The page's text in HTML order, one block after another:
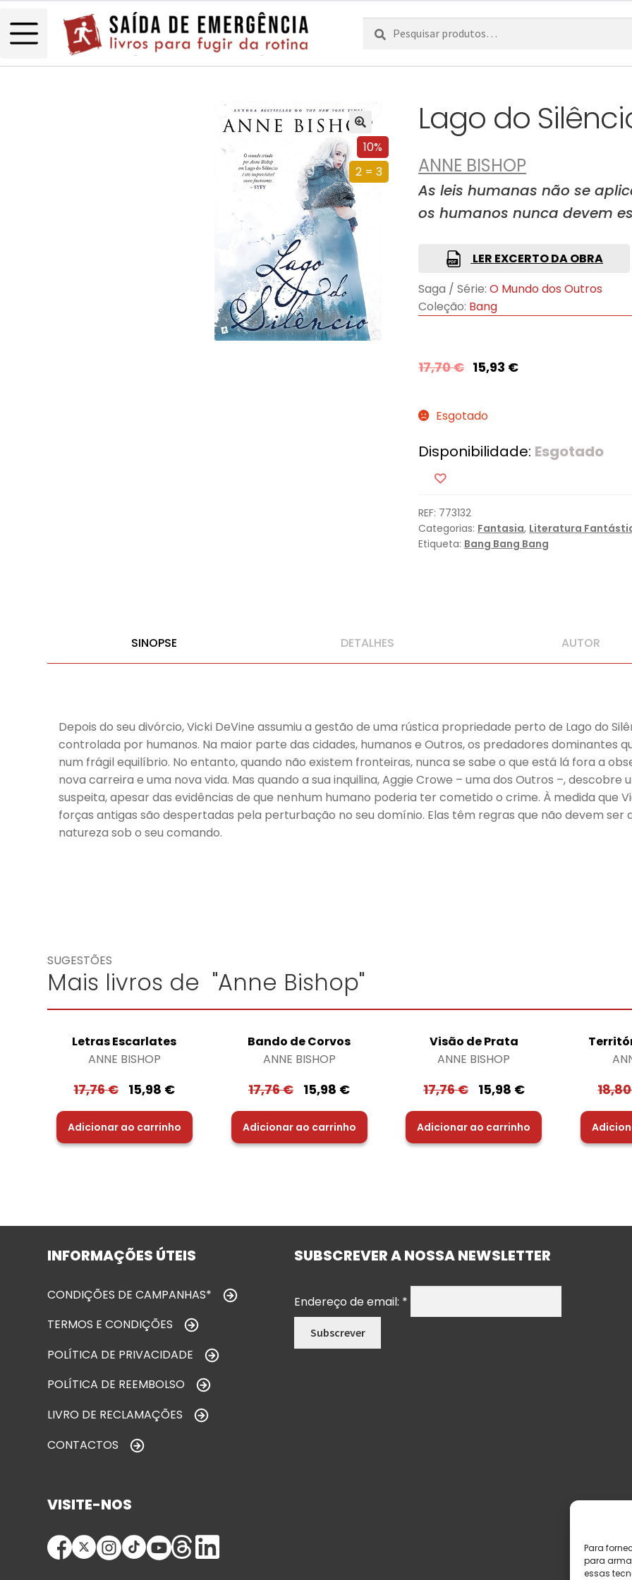
Para
para
essas
Pesquisar
por:
Pesquisa
10%
2 = 3
Lago do
ANNE BISHOP
As leis humanas não se
os humanos nunca devem
LER EXCERTO DA OBRA
Saga / Série: O Mundo dos Outros
Coleção: Bang
17,70€ 15,93 €
Esgotado
Disponibilidade: Esgotado
REF: 773132
Categorias: Fantasia, Literatura
Etiqueta: Bang Bang Bang
SINOPSE DETALHES AUTOR
Depois do seu divórcio, Vicki DeVine assumiu a gestão de uma rústica propriedade perto de Lago do
controlada por humanos. Na maior parte das cidades, humanos e Outros, os predadores dominantes
num frágil equilíbrio. No entanto, quando não existem fronteiras, nunca se sabe o que está lá fora a
nova carreira e uma nova vida. Mas quando a sua inquilina, Aggie Crowe – uma dos Outros –,
suspeita, apesar das evidências de que nenhum humano poderia ter cometido o crime. À medida que
forças antigas são despertadas pela perturbação no seu domínio. Elas têm regras que não devem
natureza sob o seu comando.
SUGESTÕES
Mais livros de "Anne Bishop"
Letras Escarlates
ANNE BISHOP
17,76€ 15,98 €
Adicionar ao carrinho
Bando de Corvos
ANNE BISHOP
17,76€ 15,98 €
Adicionar ao carrinho
Visão de Prata
ANNE BISHOP
17,76€ 15,98 €
Adicionar ao carrinho
INFORMAÇÕES ÚTEIS
CONDIÇÕES DE CAMPANHAS*
TERMOS E CONDIÇÕES
POLÍTICA DE PRIVACIDADE
POLÍTICA DE REEMBOLSO
LIVRO DE RECLAMAÇÕES
CONTACTOS
SUBSCREVER A NOSSA NEWSLETTER
Endereço de email: *
VISITE-NOS